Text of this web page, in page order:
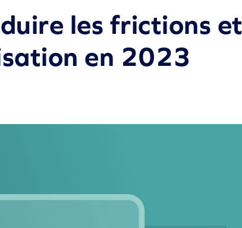
les frictions et
en 2023